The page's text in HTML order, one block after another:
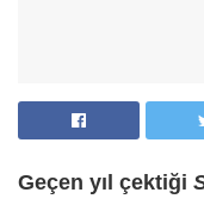
Geçen yıl çektiği